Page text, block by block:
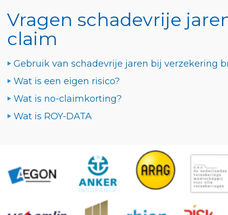
Vragen schadevrije
claim
Gebruik van schadevrije jaren bij verzekering
Wat is een eigen risico?
Wat is no-claimkorting?
Wat is ROY-DATA